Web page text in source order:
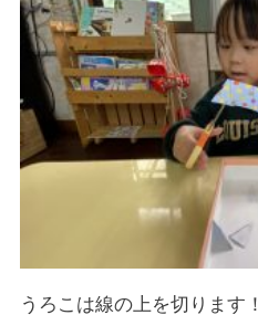
うろこは線の上を切ります！